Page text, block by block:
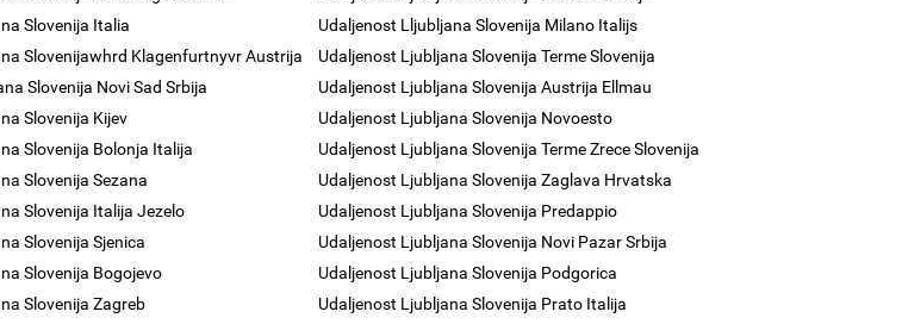
Slovenija Italia
Udaljenost Lljubljana Slovenija Milano Italijs
Slovenijawhrd Klagenfurtnyvr Austrija
Udaljenost Ljubljana Slovenija Terme Slovenija
Slovenija Novi Sad Srbija
Udaljenost Ljubljana Slovenija Austrija Ellmau
Slovenija Kijev
Udaljenost Ljubljana Slovenija Novoesto
Slovenija Bolonja Italija
Udaljenost Ljubljana Slovenija Terme Zrece Slovenija
Slovenija Sezana
Udaljenost Ljubljana Slovenija Zaglava Hrvatska
Slovenija Italija Jezelo
Udaljenost Ljubljana Slovenija Predappio
Slovenija Sjenica
Udaljenost Ljubljana Slovenija Novi Pazar Srbija
Slovenija Bogojevo
Udaljenost Ljubljana Slovenija Podgorica
Slovenija Zagreb
Udaljenost Ljubljana Slovenija Prato Italija